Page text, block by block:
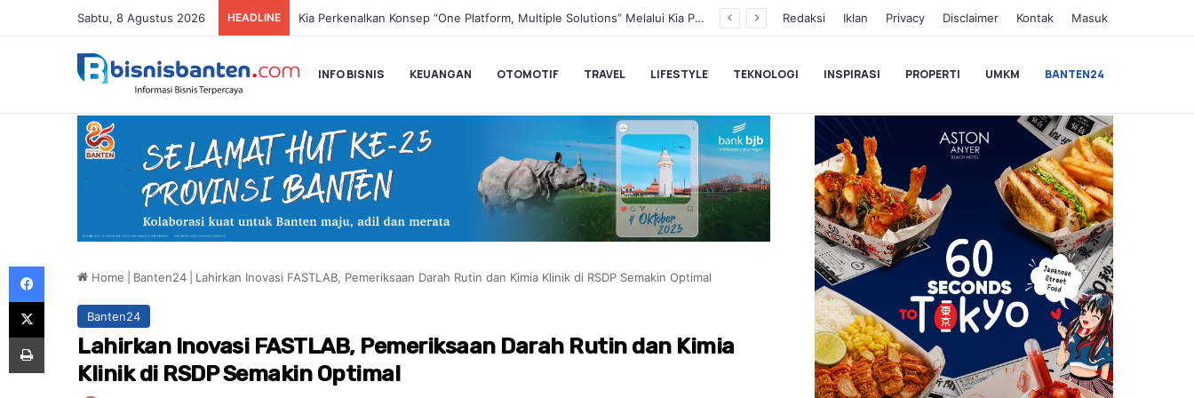
Sabtu, 8 Agustus 2026 HEADLINE Transformasi Digital Perkuat Layanan, Bank bjb Raih Lima Titanium Awards pada PRIMA Awards 2026 Redaksi Iklan Privacy Disclaimer Kontak Masuk
INFO BISNIS KEUANGAN OTOMOTIF TRAVEL LIFESTYLE TEKNOLOGI INSPIRASI PROPERTI UMKM BANTEN24
Home Banten24 Lahirkan Inovasi FASTLAB, Pemeriksaan Darah Rutin dan Kimia Klinik di RSDP Semakin Optimal
Banten24
Lahirkan Inovasi FASTLAB, Pemeriksaan Darah Rutin dan Kimia
Klinik di RSDP Semakin Optimal